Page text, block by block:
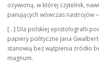
ożywioną, w której czytelnik,
panujących wówczas nastrojów
[…] Dla polskiej epistolografii
papiery polityczne Jana
stanowią bez wątpienia źródło
magnum.